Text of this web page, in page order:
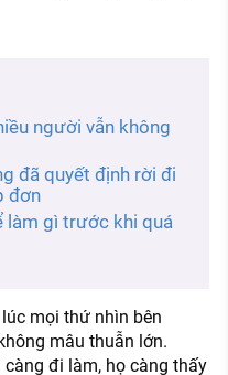
người vẫn không
đã quyết định rời đi
đơn
làm gì trước khi quá
mọi thứ nhìn bên
mâu thuẫn lớn.
đi làm, họ càng thấy